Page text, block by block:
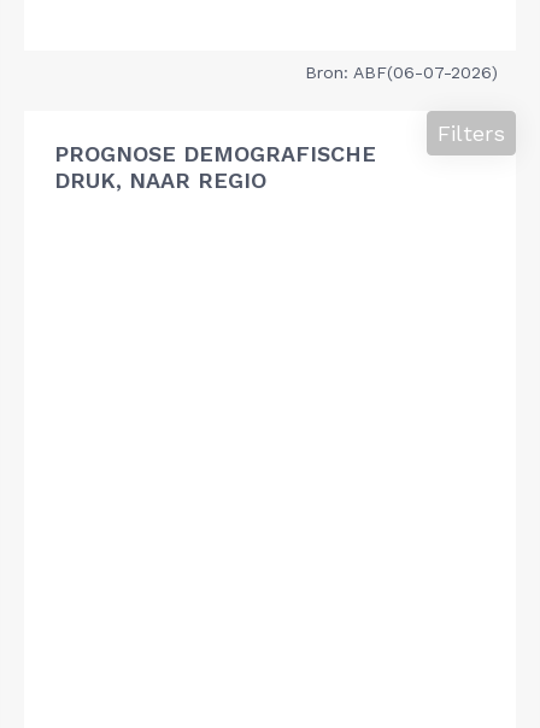
Bron: ABF(06-07-2026)
PROGNOSE DEMOGRAFISCHE
DRUK, NAAR REGIO
Filters